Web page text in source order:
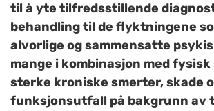
til å yte tilfredsstillende
behandling til de flyktningene
alvorlige og sammensatte
mange i kombinasjon med fysisk
sterke kroniske smerter, skade
funksjonsutfall på bakgrunn av